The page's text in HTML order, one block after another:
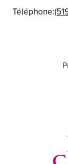
Téléphone: